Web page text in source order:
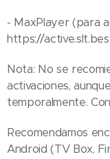
- MaxPlayer (para
https://
Nota: No se
activaciones,
temporalmente.
Recomendamos
Android (TV Box,